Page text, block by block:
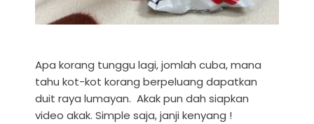
Apa korang tunggu lagi, jomlah cuba, mana
tahu kot-kot korang berpeluang dapatkan
duit raya lumayan. Akak pun dah siapkan
video akak. Simple saja, janji kenyang !